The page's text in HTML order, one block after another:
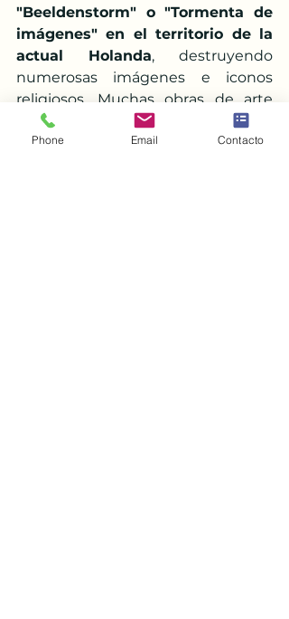
"Beeldenstorm" o "Tormenta de
imágenes" en el territorio de la
actual Holanda, destruyendo
numerosas imágenes e iconos
religiosos. Muchas obras de arte
sacro acabaron destruidas como
consecuencia de esa ola de
Phone Email Contacto